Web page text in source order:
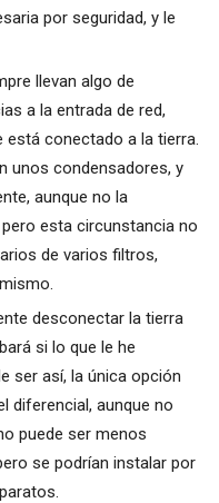
por seguridad, y le
llevan algo de
a la entrada de red,
conectado a la tierra.
unos condensadores, y
aunque no la
esta circunstancia no
de varios filtros,
desconectar la tierra
si lo que le he
ser así, la única opción
diferencial, aunque no
puede ser menos
se podrían instalar por